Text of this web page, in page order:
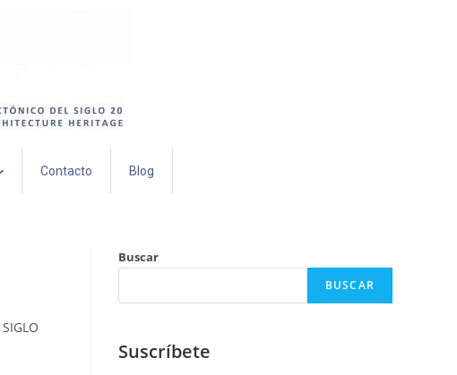
Contacto Blog
Buscar
BUSCAR
Suscríbete